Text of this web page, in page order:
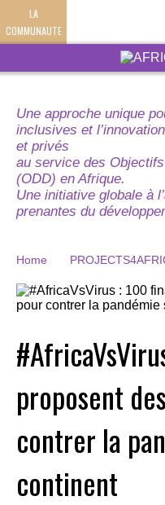
LA
COMMUNAUTE
Une approche unique
inclusives et
et privés
au service des
(ODD) en Afrique.
Une initiative globale à
prenantes du
Home
proposent
contrer la
continent